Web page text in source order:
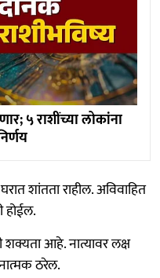
५ राशींच्या लोकांना
शांतता राहील. अविवाहित
होईल.
आहे. नात्यावर लक्ष
ठरेल.